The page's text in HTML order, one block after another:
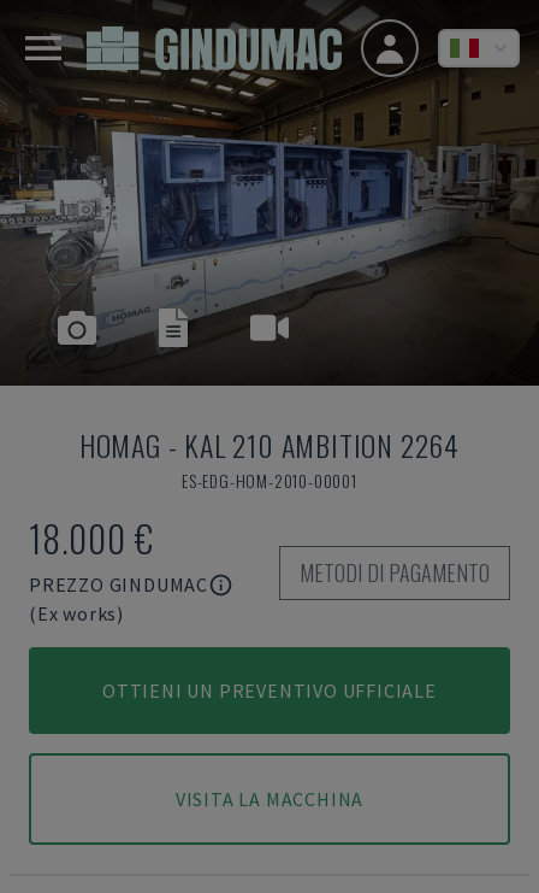
HOMAG - KAL 210 AMBITION 2264
ES-EDG-HOM-2010-00001
18.000 €
PREZZO GINDUMAC
(Ex works)
METODI DI PAGAMENTO
OTTIENI UN PREVENTIVO UFFICIALE
VISITA LA MACCHINA